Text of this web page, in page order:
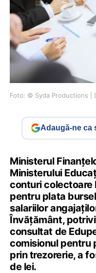
Foto: © Syda Productions |
Adaugă-ne ca
Ministerul
Ministerului
conturi colectoare
pentru plata
salariilor
Învățământ,
consultat de
comisionul pentru
prin trezorerie, a
de lei.